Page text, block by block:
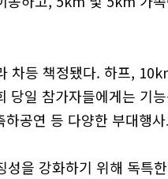
차등 책정됐다. 하프,
당일 참가자들에게는 기
공연 등 다양한 부대행
성을 강화하기 위해 독특